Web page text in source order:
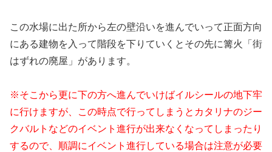
この水場に出た所から左の壁沿いを進んでいって正面方向
にある建物を入って階段を下りていくとその先に篝火「街
はずれの廃屋」があります。
※そこから更に下の方へ進んでいけばイルシールの地下牢
に行けますが、この時点で行ってしまうとカタリナのジー
クバルトなどのイベント進行が出来なくなってしまったり
するので、順調にイベント進行している場合は注意が必要